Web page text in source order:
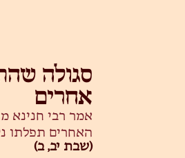
סגולה
אחרים
אמר רבי חנינא
האחרים תפלתו
(שבת יב, ב)